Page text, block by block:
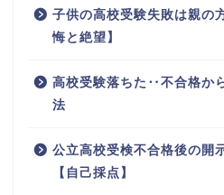
子供の高校受験失敗は親の
悔と絶望】
高校受験落ちた‥不合格か
法
公立高校受検不合格後の開
【自己採点】